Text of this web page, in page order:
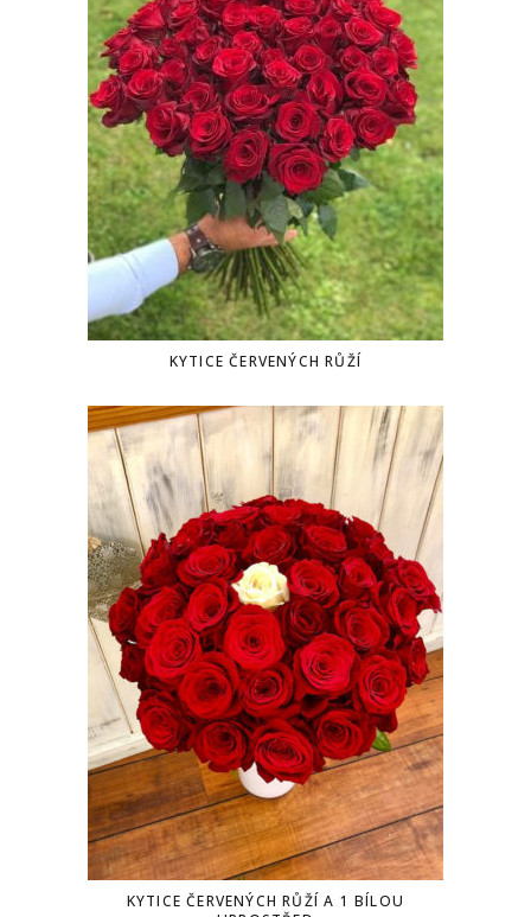
KYTICE ČERVENÝCH RŮŽÍ
KYTICE ČERVENÝCH RŮŽÍ A 1 BÍLOU